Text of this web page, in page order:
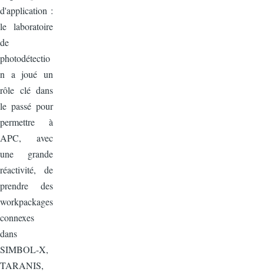
d'application :
le laboratoire
de
photodétectio
n a joué un
rôle clé dans
le passé pour
permettre à
APC, avec
une grande
réactivité, de
prendre des
workpackages
connexes
dans
SIMBOL-X,
TARANIS,